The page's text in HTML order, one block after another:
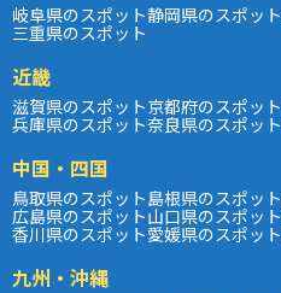
岐阜県のスポット静岡県のスポット
三重県のスポット
近畿
滋賀県のスポット京都府のスポット
兵庫県のスポット奈良県のスポット
中国・四国
鳥取県のスポット島根県のスポット
広島県のスポット山口県のスポット
香川県のスポット愛媛県のスポット
九州・沖縄